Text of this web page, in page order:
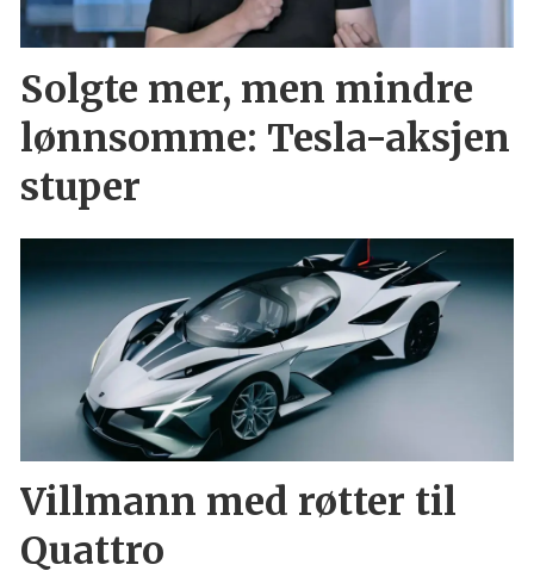
Solgte mer, men mindre
lønnsomme: Tesla-aksjen
stuper
Villmann med røtter til
Quattro